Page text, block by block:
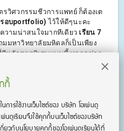
วิศวกรรมชีวการแพทย์ ก็ต้องเต
รอบportfolio) ไว้ให้ดีๆนะคะ
ามน่าสนใจมากทีเดียว เรียน 7
มมหาวิทยาลัยมหิดลก็เป็นเพียง
มีหลักสูตรพิเศษแบบนี้ พลาดข่าว
กสูตรนี้กันไม่ได้เชียวนะคะ มีแค่
วเพื่อติดคณะในฝัน พี่แนะนำให้
บุฟเฟต์เก็งข้อสอบแบบถูกจุด
ยาวไม่อั้น จนถึงสอบ
กี้
ารใช้งานเว็บไซต์ของ บริษัท โอเพ่นดู
พ่นดูเรียนจึงใช้คุกกี้บนเว็บไซต์ของบริษัท
วกับนโยบายคุกกี้ของโอเพ่นดูเรียนได้ที่